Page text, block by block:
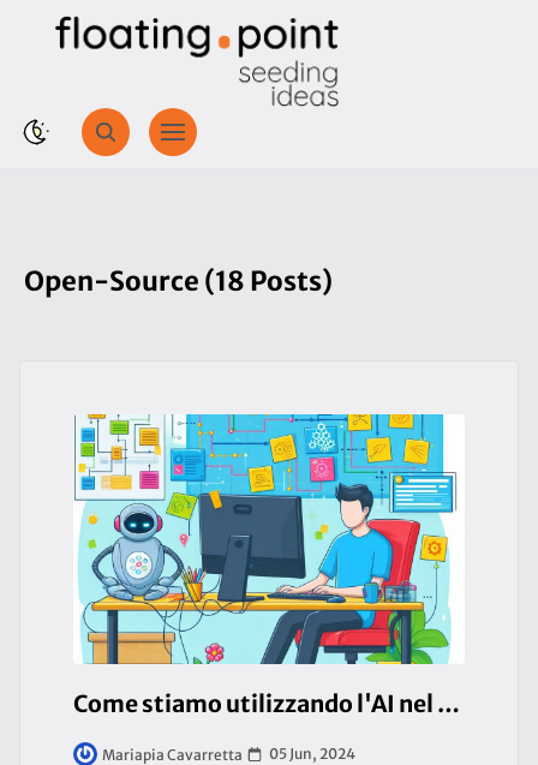
Open-Source (18 Posts)
Come stiamo utilizzando l'AI nel processo di Testing
Mariapia Cavarretta
05 Jun, 2024